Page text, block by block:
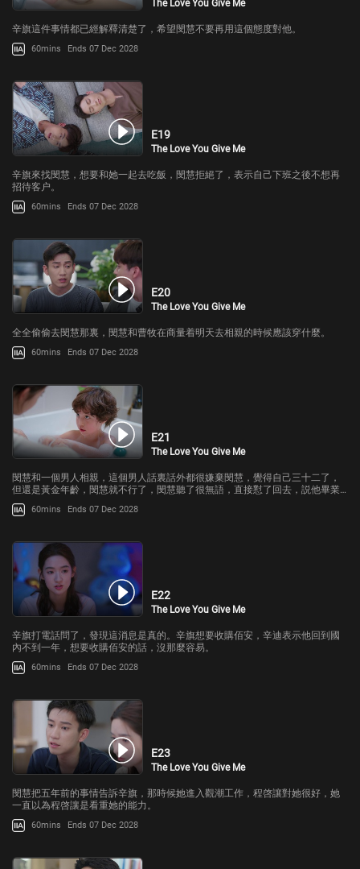
The Love You Give Me
辛旗這件事情都已經解釋清楚了，希望閔慧不要再用這個態度對他。
60mins Ends 07 Dec 2028
E19
The Love You Give Me
辛旗來找閔慧，想要和她一起去吃飯，閔慧拒絕了，表示自己下班之後不想再
招待客户。
60mins Ends 07 Dec 2028
E20
The Love You Give Me
全全偷偷去閔慧那裏，閔慧和曹牧在商量着明天去相親的時候應該穿什麼。
60mins Ends 07 Dec 2028
E21
The Love You Give Me
閔慧和一個男人相親，這個男人話裏話外都很嫌棄閔慧，覺得自己三十二了，
但還是黃金年齡，閔慧就不行了，閔慧聽了很無語，直接懟了回去，説他畢業
的學校比自己差了兩百多名，自己的工資比他多了三倍，也不知道他哪裏敢嫌
棄自己。
60mins Ends 07 Dec 2028
E22
The Love You Give Me
辛旗打電話問了，發現這消息是真的。辛旗想要收購佰安，辛迪表示他回到國
內不到一年，想要收購佰安的話，沒那麼容易。
60mins Ends 07 Dec 2028
E23
The Love You Give Me
閔慧把五年前的事情告訴辛旗，那時候她進入觀潮工作，程啓讓對她很好，她
一直以為程啓讓是看重她的能力。
60mins Ends 07 Dec 2028